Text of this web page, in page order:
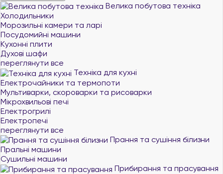
Велика побутова техніка
Холодильники
Морозильні камери та ларі
Посудомийні машини
Кухонні плити
Духові шафи
переглянути все
Техніка для кухні
Електрочайники та термопоти
Мультиварки, скороварки та рисоварки
Мікрохвильові печі
Електрогрилі
Електропечі
переглянути все
Прання та сушіння білизни
Пральні машини
Сушильні машини
Прибирання та прасування